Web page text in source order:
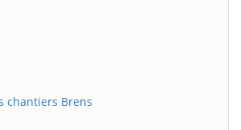
chantiers Brens